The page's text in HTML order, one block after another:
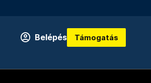
Belépés Támogatás